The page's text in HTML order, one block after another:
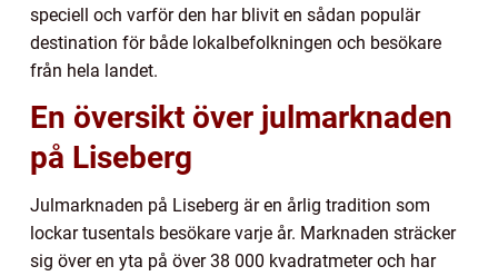
speciell och varför den har blivit en sådan populär
destination för både lokalbefolkningen och besökare
från hela landet.
En översikt över julmarknaden
på Liseberg
Julmarknaden på Liseberg är en årlig tradition som
lockar tusentals besökare varje år. Marknaden sträcker
sig över en yta på över 38 000 kvadratmeter och har